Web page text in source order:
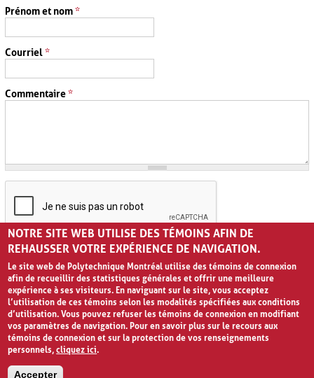
Prénom et nom*
Courriel*
Commentaire*
NOTRE SITE WEB UTILISE DES TÉMOINS AFIN DE
REHAUSSER VOTRE EXPÉRIENCE DE NAVIGATION.
Le site web de Polytechnique Montréal utilise des témoins de connexion
afin de recueillir des statistiques générales et offrir une meilleure
expérience à ses visiteurs. En naviguant sur le site, vous acceptez
l’utilisation de ces témoins selon les modalités spécifiées aux conditions
d’utilisation. Vous pouvez refuser les témoins de connexion en modifiant
vos paramètres de navigation. Pour en savoir plus sur le recours aux
témoins de connexion et sur la protection de vos renseignements
personnels,cliquez ici.
Accepter